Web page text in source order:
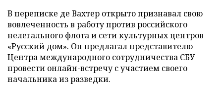
В переписке де Вахтер открыто признавал свою
вовлеченность в работу против российского
нелегального флота и сети культурных центров
«Русский дом». Он предлагал представителю
Центра международного сотрудничества СБУ
провести онлайн-встречу с участием своего
начальника из разведки.